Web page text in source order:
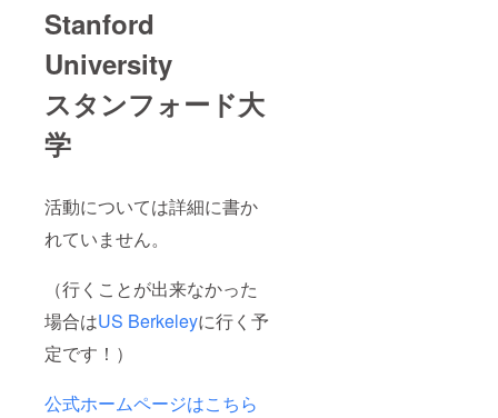
Stanford
University
スタンフォード大
学
活動については詳細に書か
れていません。
（行くことが出来なかった
場合はUS Berkeleyに行く予
定です！）
公式ホームページはこちら